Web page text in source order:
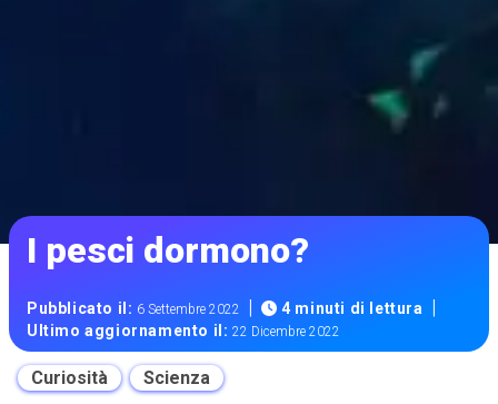
I pesci dormono?
Pubblicato il: 6 Settembre 2022 | 4 minuti di lettura |
Ultimo aggiornamento il:22 Dicembre 2022
Curiosità Scienza